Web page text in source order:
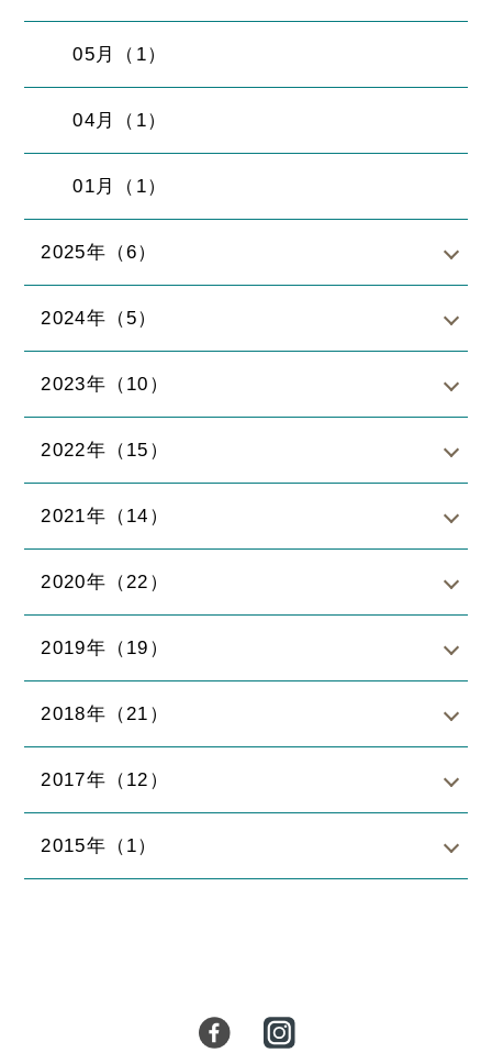
05月（1）
04月（1）
01月（1）
2025年（6）
2024年（5）
2023年（10）
2022年（15）
2021年（14）
2020年（22）
2019年（19）
2018年（21）
2017年（12）
2015年（1）